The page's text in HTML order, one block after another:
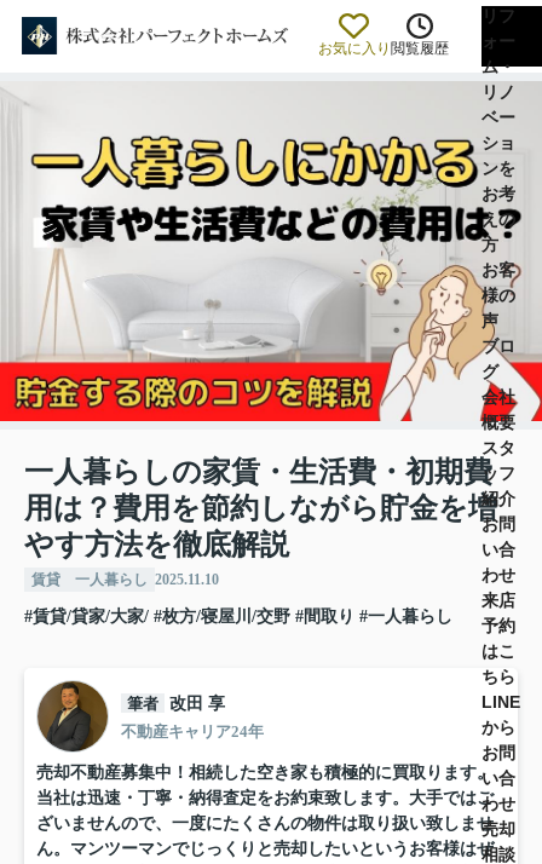
お気に入り 閲覧履歴
リフ
ォー
ム・
リノ
ベー
ショ
ンを
お考
えの
方
お客
様の
声
ブロ
グ
会社
概要
スタ
ッフ
紹介
お問
い合
わせ
来店
予約
はこ
ちら
LINE
から
お問
い合
わせ
売却
相談
一人暮らしの家賃・生活費・初期費
用は？費用を節約しながら貯金を増
やす方法を徹底解説
賃貸 一人暮らし 2025.11.10
#賃貸/貸家/大家/ #枚方/寝屋川/交野 #間取り #一人暮らし
筆者 改田 享
不動産キャリア24年
売却不動産募集中！相続した空き家も積極的に買取ります。
当社は迅速・丁寧・納得査定をお約束致します。大手ではご
ざいませんので、一度にたくさんの物件は取り扱い致しませ
ん。マンツーマンでじっくりと売却したいというお客様はぜ